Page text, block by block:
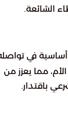
الشائعة.
أساسية في
مما يعزز من
باقتدار.